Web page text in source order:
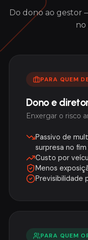
Do dono ao gestor
no
PARA QUEM
Dono e
Enxergar o risco
Passivo de
surpresa no
Custo por
Menos
Previsibilidade
PARA QUEM